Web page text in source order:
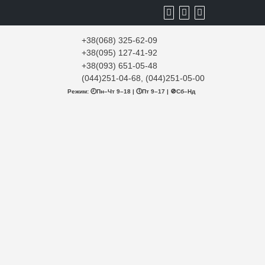
+38(068) 325-62-09
+38(095) 127-41-92
+38(093) 651-05-48
(044)251-04-68, (044)251-05-00
Режим: 🕘Пн–Чт 9–18 | 🕔Пт 9–17 | 🚫Сб–Нд